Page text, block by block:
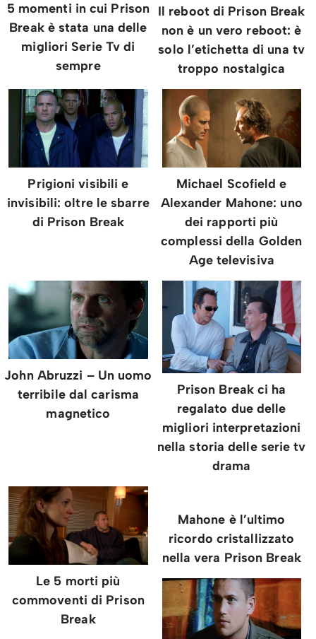
5 momenti in cui Prison
Break è stata una delle
migliori Serie Tv di
sempre
Il reboot di Prison Break
non è un vero reboot: è
solo l’etichetta di una tv
troppo nostalgica
Prigioni visibili e
invisibili: oltre le sbarre
di Prison Break
Michael Scofield e
Alexander Mahone: uno
dei rapporti più
complessi della Golden
Age televisiva
John Abruzzi – Un uomo
terribile dal carisma
magnetico
Prison Break ci ha
regalato due delle
migliori interpretazioni
nella storia delle serie tv
drama
Le 5 morti più
commoventi di Prison
Break
Mahone è l’ultimo
ricordo cristallizzato
nella vera Prison Break